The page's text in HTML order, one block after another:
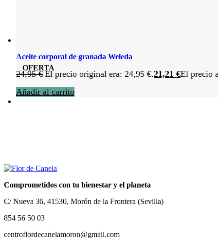
OFERTA
Aceite corporal de granada Weleda
24,95€ El precio original era: 24,95 €.21,21 €El precio
Añadir al carrito
Comprometidos con tu bienestar y el planeta
C/ Nueva 36, 41530, Morón de la Frontera (Sevilla)
854 56 50 03
centroflordecanelamoron@gmail.com